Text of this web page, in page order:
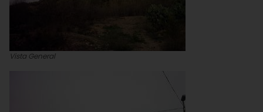
Vista General